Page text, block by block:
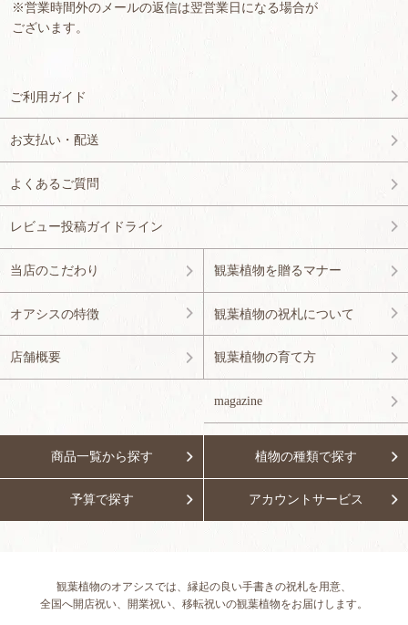
※営業時間外のメールの返信は翌営業日になる場合が
ございます。
ご利用ガイド
お支払い・配送
よくあるご質問
レビュー投稿ガイドライン
当店のこだわり
オアシスの特徴
店舗概要
観葉植物を贈るマナー
観葉植物の祝札について
観葉植物の育て方
magazine
商品一覧から探す 植物の種類で探す
予算で探す アカウントサービス
観葉植物のオアシスでは、縁起の良い手書きの祝札を用意、
全国へ開店祝い、開業祝い、移転祝いの観葉植物をお届けします。